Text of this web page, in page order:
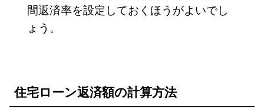
間返済率を設定しておくほうがよいでし
ょう。
住宅ローン返済額の計算方法